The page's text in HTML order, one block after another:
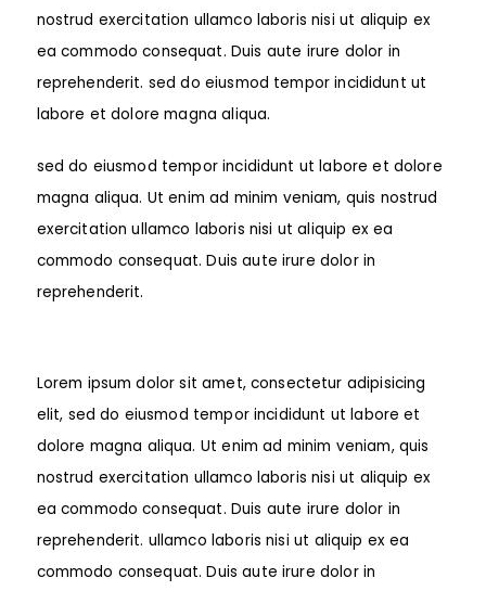
nostrud exercitation ullamco laboris nisi ut aliquip ex
ea commodo consequat. Duis aute irure dolor in
reprehenderit. sed do eiusmod tempor incididunt ut
labore et dolore magna aliqua.
sed do eiusmod tempor incididunt ut labore et dolore
magna aliqua. Ut enim ad minim veniam, quis nostrud
exercitation ullamco laboris nisi ut aliquip ex ea
commodo consequat. Duis aute irure dolor in
reprehenderit.
Lorem ipsum dolor sit amet, consectetur adipisicing
elit, sed do eiusmod tempor incididunt ut labore et
dolore magna aliqua. Ut enim ad minim veniam, quis
nostrud exercitation ullamco laboris nisi ut aliquip ex
ea commodo consequat. Duis aute irure dolor in
reprehenderit. ullamco laboris nisi ut aliquip ex ea
commodo consequat. Duis aute irure dolor in